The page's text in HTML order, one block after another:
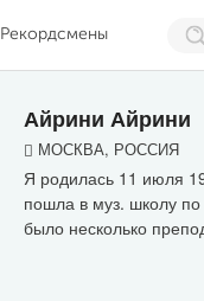
Рекордсмены
Айрини Айрини
МОСКВА, РОССИЯ
Я родилась 11 июля
пошла в муз. школу
было несколько